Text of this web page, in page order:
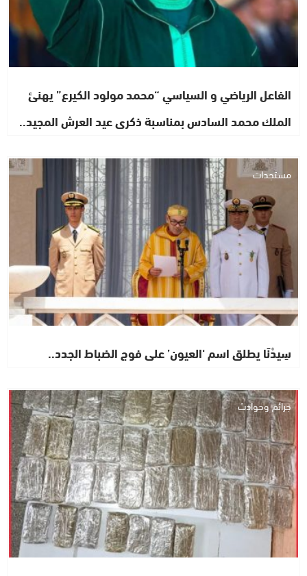
الفاعل الرياضي و السياسي “محمد مولود الكيرع” يهنئ
الملك محمد السادس بمناسبة ذكرى عيد العرش المجيد..
مستجدات
سِيدْنَا يطلق اسم ‘العيون’ على فوج الضباط الجدد..
جرائم وحوادث